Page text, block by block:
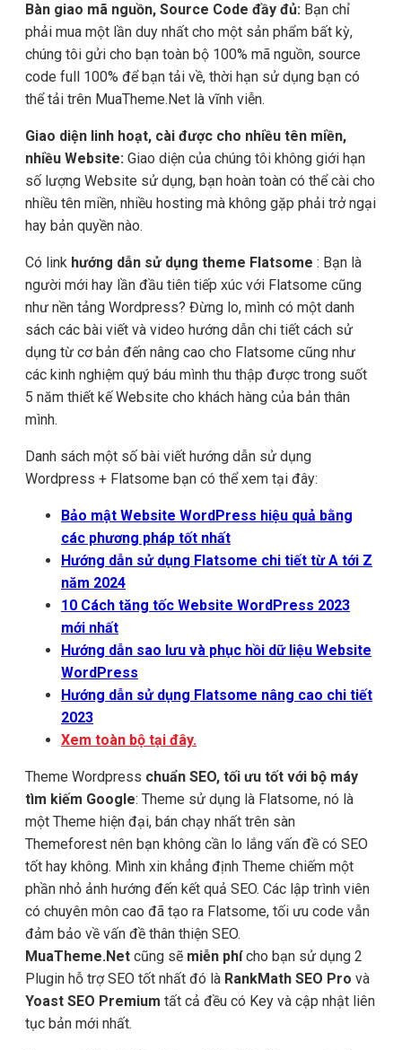
Bàn giao mã nguồn, Source Code đầy đủ: Bạn chỉ
phải mua một lần duy nhất cho một sản phẩm bất kỳ,
chúng tôi gửi cho bạn toàn bộ 100% mã nguồn, source
code full 100% để bạn tải về, thời hạn sử dụng bạn có
thể tải trên MuaTheme.Net là vĩnh viễn.
Giao diện linh hoạt, cài được cho nhiều tên miền,
nhiều Website: Giao diện của chúng tôi không giới hạn
số lượng Website sử dụng, bạn hoàn toàn có thể cài cho
nhiều tên miền, nhiều hosting mà không gặp phải trở ngại
hay bản quyền nào.
Có link hướng dẫn sử dụng theme Flatsome : Bạn là
người mới hay lần đầu tiên tiếp xúc với Flatsome cũng
như nền tảng Wordpress? Đừng lo, mình có một danh
sách các bài viết và video hướng dẫn chi tiết cách sử
dụng từ cơ bản đến nâng cao cho Flatsome cũng như
các kinh nghiệm quý báu mình thu thập được trong suốt
5 năm thiết kế Website cho khách hàng của bản thân
mình.
Danh sách một số bài viết hướng dẫn sử dụng
Wordpress + Flatsome bạn có thể xem tại đây:
Bảo mật Website WordPress hiệu quả bằng
các phương pháp tốt nhất
Hướng dẫn sử dụng Flatsome chi tiết từ A tới Z
năm 2024
10 Cách tăng tốc Website WordPress 2023
mới nhất
Hướng dẫn sao lưu và phục hồi dữ liệu Website
WordPress
Hướng dẫn sử dụng Flatsome nâng cao chi tiết
2023
Xem toàn bộ tại đây.
Theme Wordpress chuẩn SEO, tối ưu tốt với bộ máy
tìm kiếm Google: Theme sử dụng là Flatsome, nó là
một Theme hiện đại, bán chạy nhất trên sàn
Themeforest nên bạn không cần lo lắng vấn đề có SEO
tốt hay không. Mình xin khẳng định Theme chiếm một
phần nhỏ ảnh hướng đến kết quả SEO. Các lập trình viên
có chuyên môn cao đã tạo ra Flatsome, tối ưu code vẫn
đảm bảo về vấn đề thân thiện SEO.
MuaTheme.Net cũng sẽ miễn phícho bạn sử dụng 2
Plugin hỗ trợ SEO tốt nhất đó là RankMath SEO Pro và
Yoast SEO Premium tất cả đều có Key và cập nhật liên
tục bản mới nhất.